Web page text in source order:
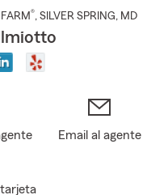
®, SILVER SPRING, MD
Email al agente